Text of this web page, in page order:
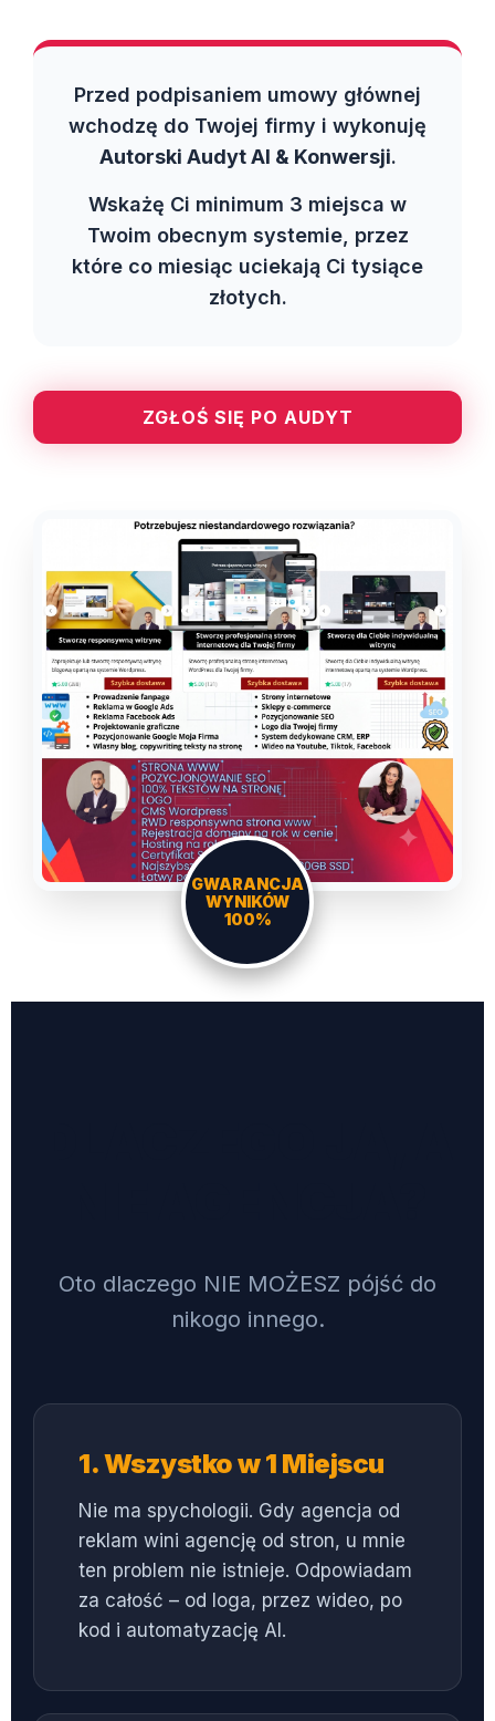
Przed podpisaniem umowy głównej
wchodzę do Twojej firmy i wykonuję
Autorski Audyt AI & Konwersji.
Wskażę Ci minimum 3 miejsca w
Twoim obecnym systemie, przez
które co miesiąc uciekają Ci tysiące
złotych.
ZGŁOŚ SIĘ PO AUDYT
GWARANCJA
WYNIKÓW
100%
Oto dlaczego NIE MOŻESZ pójść do
nikogo innego.
1. Wszystko w 1 Miejscu
Nie ma spychologii. Gdy agencja od
reklam wini agencję od stron, u mnie
ten problem nie istnieje. Odpowiadam
za całość – od loga, przez wideo, po
kod i automatyzację AI.